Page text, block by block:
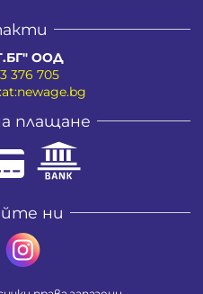
ООД
376 705
плащане
ни